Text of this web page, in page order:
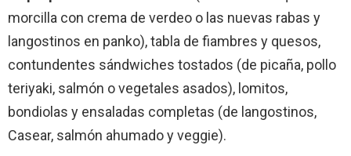
morcilla con crema de verdeo o las nuevas rabas y
langostinos en panko), tabla de fiambres y quesos,
contundentes sándwiches tostados (de picaña, pollo
teriyaki, salmón o vegetales asados), lomitos,
bondiolas y ensaladas completas (de langostinos,
Casear, salmón ahumado y veggie).